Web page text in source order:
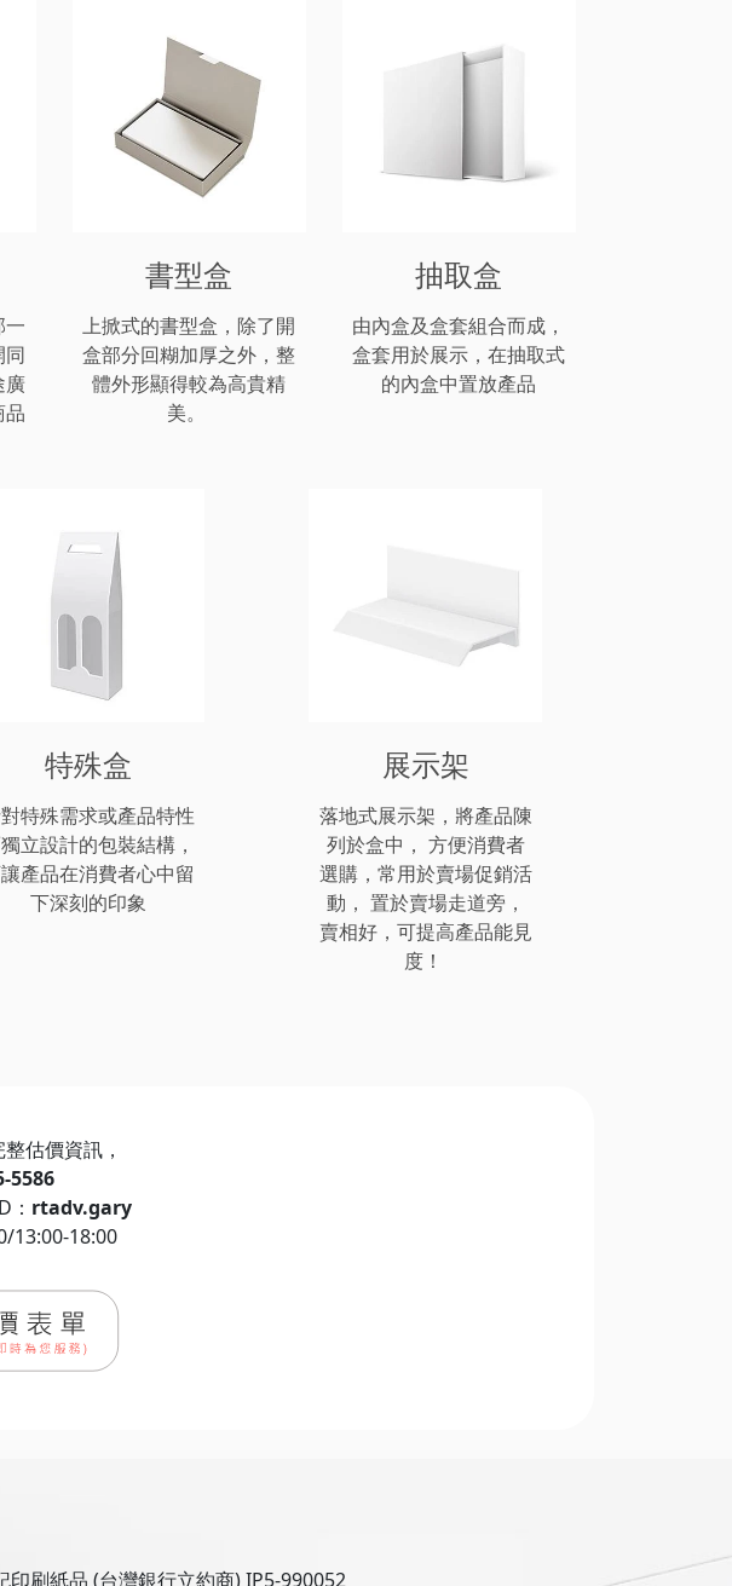
一
同
廣
品
書型盒
上掀式的書型盒，除了開
盒部分回糊加厚之外，整
體外形顯得較為高貴精
美。
抽取盒
由內盒及盒套組合而成，
盒套用於展示，在抽取式
的內盒中置放產品
特殊盒
特殊需求或產品特性
立設計的包裝結構，
產品在消費者心中留
下深刻的印象
展示架
落地式展示架，將產品陳
列於盒中， 方便消費者
選購，常用於賣場促銷活
動， 置於賣場走道旁，
賣相好，可提高產品能見
度！
估價資訊，
5586
rtadv.gary
13:00-18:00
印刷紙品 (台灣銀行立約商) IP5-990052